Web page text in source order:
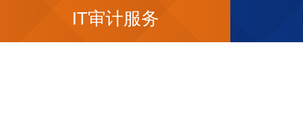
IT审计服务